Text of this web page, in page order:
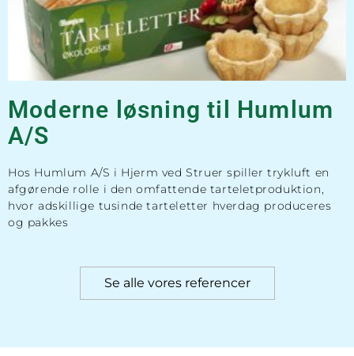
Moderne løsning til Humlum
A/S
Hos Humlum A/S i Hjerm ved Struer spiller trykluft en
afgørende rolle i den omfattende tarteletproduktion,
hvor adskillige tusinde tarteletter hverdag produceres
og pakkes
Se alle vores referencer